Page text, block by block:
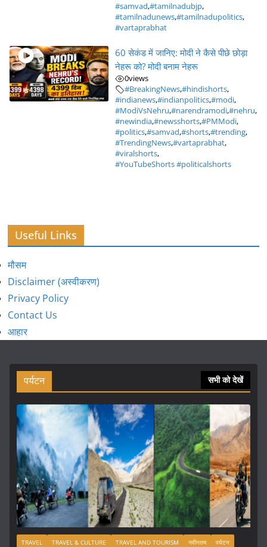
#samvad,#tamilnadubjp,
#tamilnadunews,#tamilnadupolitics,
#vartaprabhat
60 सेकंड में जानिए: मोदी ने कैसे पीछे छोड़ा
नेहरू को? मोदी बनाम नेहरू
0views
#BreakingNews,#hindishorts,
#indianews,#indianpolitics,#modi,
#ModiVsNehru,#narendramodi,#nehru,
#newindia,#newsshorts,#PMModi,
#politics,#samvad,#shorts,#trending,
#TrendingNews,#vartaprabhat,
#viralshorts,
#YouTubeShorts #politicalshorts
Useful Links
मौसम
Disclaimer (अस्वीकरण)
Privacy Policy
Contact Us
आहार
पर्यटन सभी को देखें
TRAVEL TRAVEL & CULTURE TRAVEL AND TOURISM नवीनतम
पर्यटन